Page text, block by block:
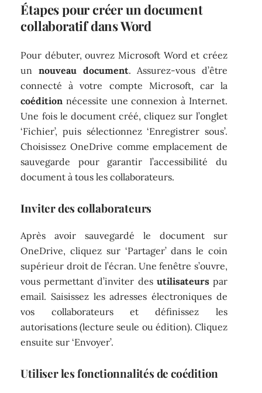
Étapes pour créer un document
collaboratif dans Word
Pour débuter, ouvrez Microsoft Word et créez
un nouveau document. Assurez-vous d’être
connecté à votre compte Microsoft, car la
coédition nécessite une connexion à Internet.
Une fois le document créé, cliquez sur l’onglet
‘Fichier’, puis sélectionnez ‘Enregistrer sous’.
Choisissez OneDrive comme emplacement de
sauvegarde pour garantir l’accessibilité du
document à tous les collaborateurs.
Inviter des collaborateurs
Après avoir sauvegardé le document sur
OneDrive, cliquez sur ‘Partager’ dans le coin
supérieur droit de l’écran. Une fenêtre s’ouvre,
vous permettant d’inviter des utilisateurspar
email. Saisissez les adresses électroniques de
vos collaborateurs et définissez les
autorisations (lecture seule ou édition). Cliquez
ensuite sur ‘Envoyer’.
Utiliser les fonctionnalités de coédition